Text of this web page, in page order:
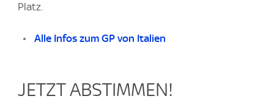
Platz.
Alle Infos zum GP von Italien
JETZT ABSTIMMEN!